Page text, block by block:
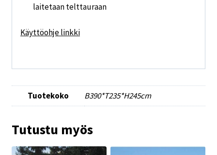
laitetaan telttauraan
Käyttöohje linkki
Tuotekoko B390*T235*H245cm
Tutustu myös